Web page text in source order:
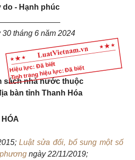
Hiệu lực: Đã biết
Tình trạng hiệu lực: Đã biết
do - Hạnh phúc
tháng 6 năm 2024
sách nhà nước thuộc
bàn tỉnh Thanh Hóa
Luật sửa đổi, bổ sung một số
ngày 22/11/2019;